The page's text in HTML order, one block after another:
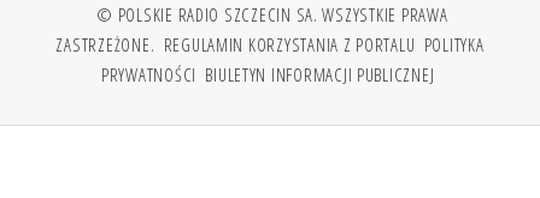
© POLSKIE RADIO SZCZECIN SA. WSZYSTKIE PRAWA
ZASTRZEŻONE. REGULAMIN KORZYSTANIA Z PORTALU POLITYKA
PRYWATNOŚCI BIULETYN INFORMACJI PUBLICZNEJ